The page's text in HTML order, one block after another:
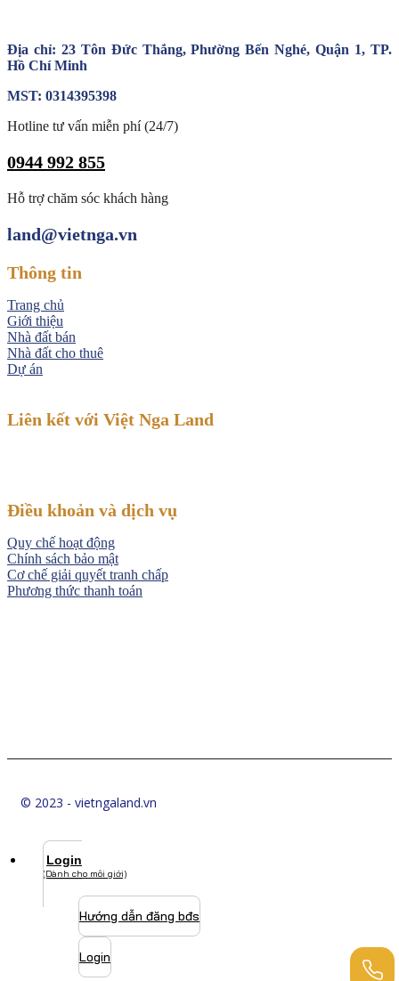
Địa chỉ: 23 Tôn Đức Thắng, Phường Bến Nghé, Quận 1, TP.
Hồ Chí Minh
MST: 0314395398
Hotline tư vấn miễn phí (24/7)
0944 992 855
Hỗ trợ chăm sóc khách hàng
land@vietnga.vn
Thông tin
Trang chủ
Giới thiệu
Nhà đất bán
Nhà đất cho thuê
Dự án
Liên kết với Việt Nga Land
Điều khoản và dịch vụ
Quy chế hoạt động
Chính sách bảo mật
Cơ chế giải quyết tranh chấp
Phương thức thanh toán
© 2023 - vietngaland.vn
Login
(Dành cho môi giới)
Hướng dẫn đăng bđs
Login